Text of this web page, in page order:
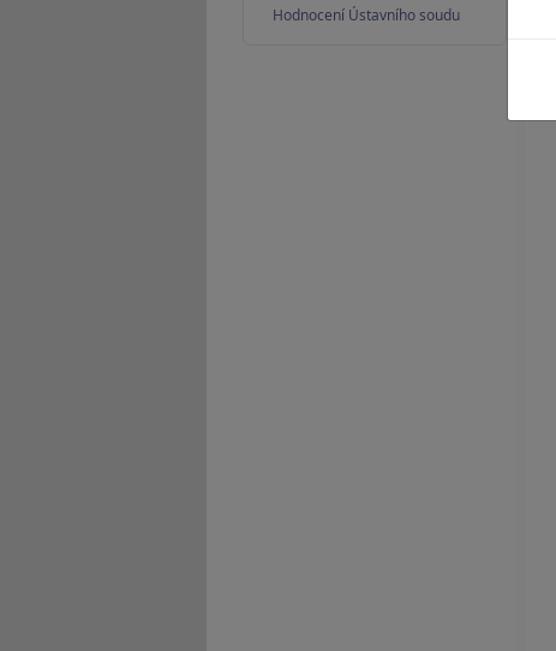
Hodnocení Ústavního soudu